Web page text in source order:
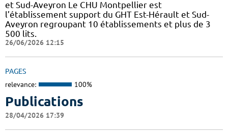
et Sud-Aveyron Le CHU Montpellier est
l’établissement support du GHT Est-Hérault et Sud-
Aveyron regroupant 10 établissements et plus de 3
500 lits.
26/06/2026 12:15
PAGES
relevance: 100%
Publications
28/04/2026 17:39